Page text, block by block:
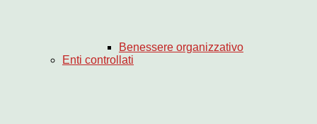
Benessere organizzativo
Enti controllati